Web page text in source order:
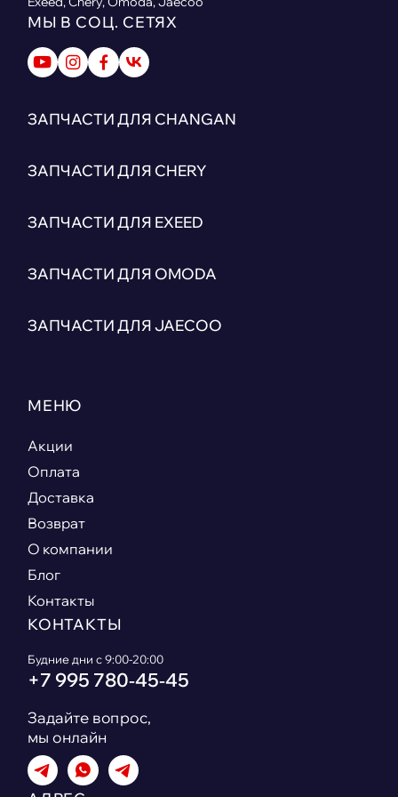
МЫ В СОЦ. СЕТЯХ
ЗАПЧАСТИ ДЛЯ CHANGAN
ЗАПЧАСТИ ДЛЯ CHERY
ЗАПЧАСТИ ДЛЯ EXEED
ЗАПЧАСТИ ДЛЯ OMODA
ЗАПЧАСТИ ДЛЯ JAECOO
МЕНЮ
Акции
Оплата
Доставка
Возврат
О компании
Блог
Контакты
КОНТАКТЫ
Будние дни с 9:00-20:00
+7 995 780‑45‑45
Задайте вопрос,
мы онлайн